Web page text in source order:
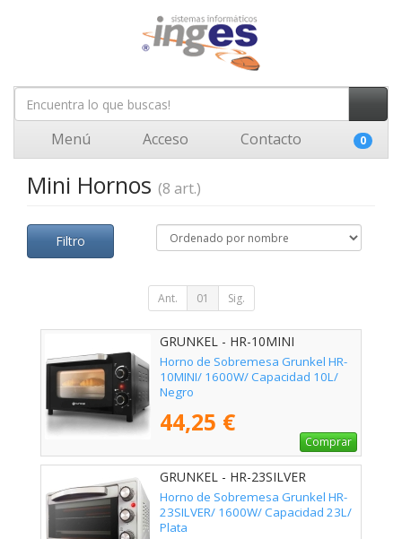
Menú Acceso Contacto 0
Mini Hornos (8 art.)
Filtro
Ant. 01 Sig.
GRUNKEL - HR-10MINI
Horno de Sobremesa Grunkel HR-
10MINI/ 1600W/ Capacidad 10L/
Negro
44,25 €
Comprar
GRUNKEL - HR-23SILVER
Horno de Sobremesa Grunkel HR-
23SILVER/ 1600W/ Capacidad 23L/
Plata